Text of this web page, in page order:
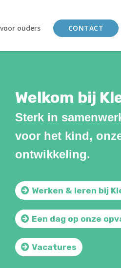
ouders CONTACT
Welkom bij
Sterk in
voor het kind,
ontwikkeling.
Werken & leren bij
Een dag op onze
Vacatures